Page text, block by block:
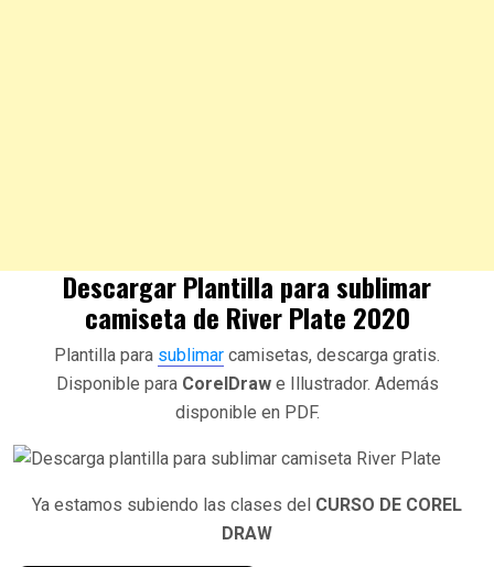
Descargar Plantilla para sublimar
camiseta de River Plate 2020
Plantilla para sublimar camisetas, descarga gratis.
Disponible para CorelDrawe Illustrador. Además
disponible en PDF.
Ya estamos subiendo las clases del CURSO DE COREL
DRAW